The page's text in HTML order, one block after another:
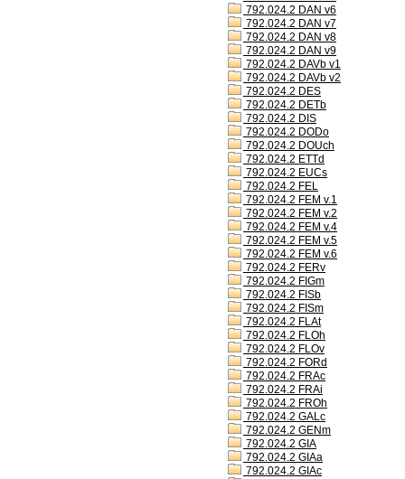
792.024.2 DAN v6
792.024.2 DAN v7
792.024.2 DAN v8
792.024.2 DAN v9
792.024.2 DAVb v1
792.024.2 DAVb v2
792.024.2 DES
792.024.2 DETb
792.024.2 DIS
792.024.2 DODo
792.024.2 DOUch
792.024.2 ETTd
792.024.2 EUCs
792.024.2 FEL
792.024.2 FEM v.1
792.024.2 FEM v.2
792.024.2 FEM v.4
792.024.2 FEM v.5
792.024.2 FEM v.6
792.024.2 FERv
792.024.2 FIGm
792.024.2 FISb
792.024.2 FISm
792.024.2 FLAt
792.024.2 FLOh
792.024.2 FLOv
792.024.2 FORd
792.024.2 FRAc
792.024.2 FRAi
792.024.2 FROh
792.024.2 GALc
792.024.2 GENm
792.024.2 GIA
792.024.2 GIAa
792.024.2 GIAc